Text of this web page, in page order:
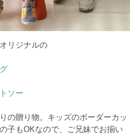
リジナルの
ソー
の贈り物。キッズのボーダーカッ
子もOKなので、ご兄妹でお揃い